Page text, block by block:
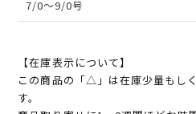
7/0～9/0号
【在庫表示について】
この商品の「△」は在庫少量もし
す。